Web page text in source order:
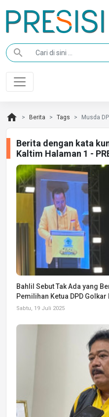
search
home Berita Tags Musda
Berita dengan kata
Kaltim Halaman 1 -
Bahlil Sebut Tak Ada yang
Pemilihan Ketua DPD Golkar
Sabtu, 19 Juli 2025